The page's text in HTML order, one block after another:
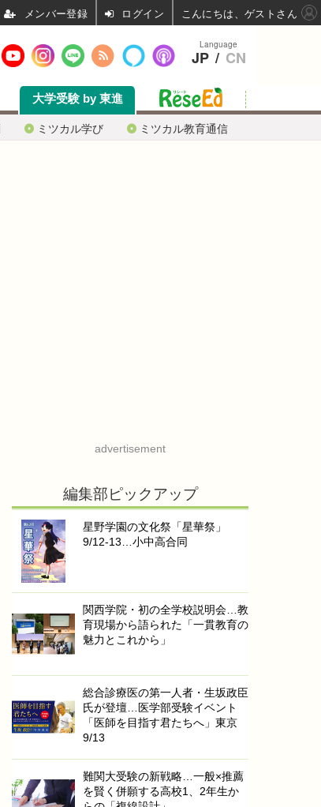
ミツカル学び ミツカル教育通信
大学受験 by 東進
advertisement
編集部ピックアップ
星野学園の文化祭「星華祭」
9/12-13…小中高合同
関西学院・初の全学校説明会…教
育現場から語られた「一貫教育の
魅力とこれから」
総合診療医の第一人者・生坂政臣
氏が登壇…医学部受験イベント
「医師を目指す君たちへ」東京
9/13
難関大受験の新戦略…一般×推薦
を賢く併願する高校1、2年生か
Language
JP / CN
ログイン こんにちは、ゲストさん